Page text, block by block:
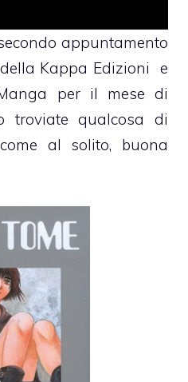
appuntamento
Kappa Edizioni e
per il mese di
troviate qualcosa di
al solito, buona